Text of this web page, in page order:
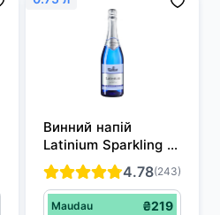
Винний напій
Latinium Sparkling
біле напівсолодке
0.75 л 8.5% 4.78(243)
Maudau ₴219